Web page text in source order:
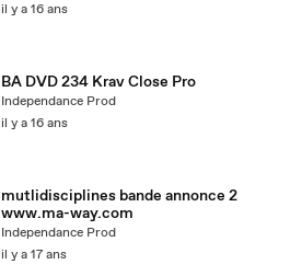
il y a 16 ans
BA DVD 234 Krav Close Pro
Independance Prod
il y a 16 ans
mutlidisciplines bande annonce 2
www.ma-way.com
Independance Prod
il y a 17 ans